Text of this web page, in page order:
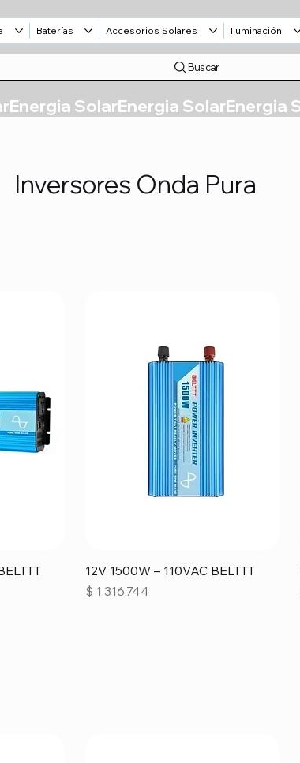
Baterías Accesorios Solares Iluminación
Buscar
Inversores Onda Pura
12V 1500W – 110VAC BELTTT
Precio
$ 1.316.744